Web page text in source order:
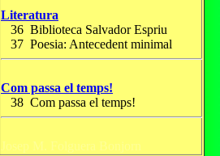
Literatura
36 Biblioteca Salvador Espriu
37 Poesia: Antecedent minimal
Com passa el temps!
38 Com passa el temps!
Josep M. Folguera Bonjorn